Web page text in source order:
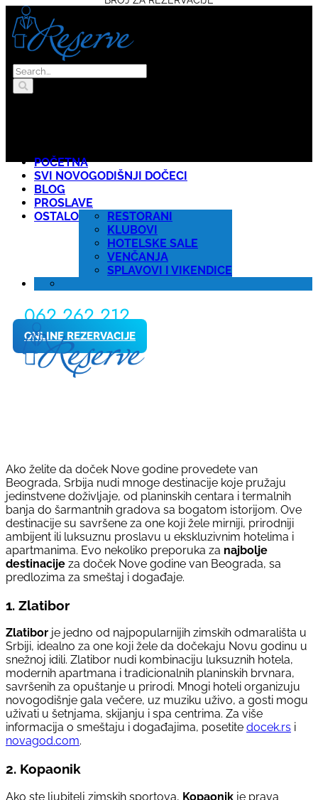
POČETNA
SVI NOVOGODIŠNJI DOČECI
BLOG
PROSLAVE
OSTALO
RESTORANI
KLUBOVI
HOTELSKE SALE
VENČANJA
SPLAVOVI I VIKENDICE
062 262 212
ONLINE REZERVACIJE
Ako želite da doček Nove godine provedete van
Beograda, Srbija nudi mnoge destinacije koje pružaju
jedinstvene doživljaje, od planinskih centara i termalnih
banja do šarmantnih gradova sa bogatom istorijom. Ove
destinacije su savršene za one koji žele mirniji, prirodniji
ambijent ili luksuznu proslavu u ekskluzivnim hotelima i
apartmanima. Evo nekoliko preporuka za najbolje
destinacije za doček Nove godine van Beograda, sa
predlozima za smeštaj i događaje.
1. Zlatibor
Zlatibor je jedno od najpopularnijih zimskih odmarališta u
Srbiji, idealno za one koji žele da dočekaju Novu godinu u
snežnoj idili. Zlatibor nudi kombinaciju luksuznih hotela,
modernih apartmana i tradicionalnih planinskih brvnara,
savršenih za opuštanje u prirodi. Mnogi hoteli organizuju
novogodišnje gala večere, uz muziku uživo, a gosti mogu
uživati u šetnjama, skijanju i spa centrima. Za više
informacija o smeštaju i događajima, posetite docek.rs i
novagod.com.
2. Kopaonik
Ako ste ljubitelj zimskih sportova, Kopaonik je prava